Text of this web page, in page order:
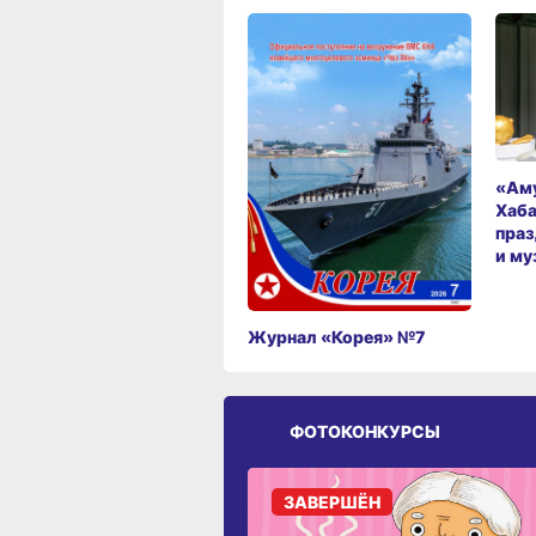
Журнал «Корея» №7
и
ФОТОКОНКУРСЫ
ЗАВЕРШЁН